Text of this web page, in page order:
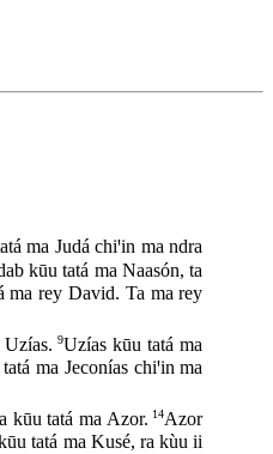
ma Judá chiꞌin ma ndra
kūu tatá ma Naasón, ta
ma rey David. Ta ma rey
9Uzías kūu tatá ma
ma Jeconías chiꞌin ma
kūu tatá ma Azor. 14Azor
tatá ma Kusé, ra kùu ii